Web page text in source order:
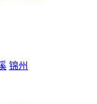
锦州